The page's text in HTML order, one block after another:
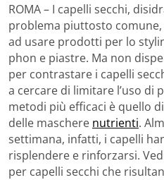
ROMA – I capelli secchi,
problema piuttosto
ad usare prodotti per lo
phon e piastre. Ma non
per contrastare i capelli
a cercare di limitare l’uso di
metodi più efficaci è quello
delle maschere nutrienti.
settimana, infatti, i capelli
risplendere e rinforzarsi.
per capelli secchi che